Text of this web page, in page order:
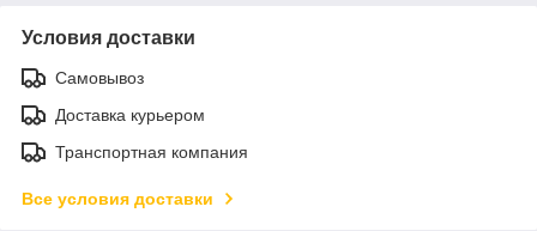
Условия доставки
Самовывоз
Доставка курьером
Транспортная компания
Все условия доставки